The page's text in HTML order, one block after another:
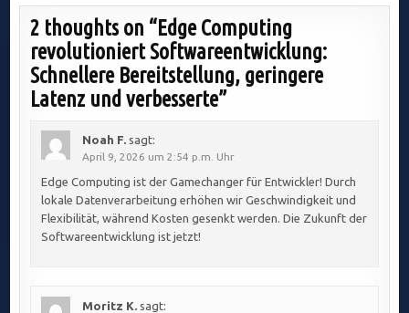
2 thoughts on “Edge Computing
revolutioniert Softwareentwicklung:
Schnellere Bereitstellung, geringere
Latenz und verbesserte”
Noah F. sagt:
April 9, 2026 um 2:54 p.m. Uhr
Edge Computing ist der Gamechanger für Entwickler! Durch
lokale Datenverarbeitung erhöhen wir Geschwindigkeit und
Flexibilität, während Kosten gesenkt werden. Die Zukunft der
Softwareentwicklung ist jetzt!
Moritz K. sagt: